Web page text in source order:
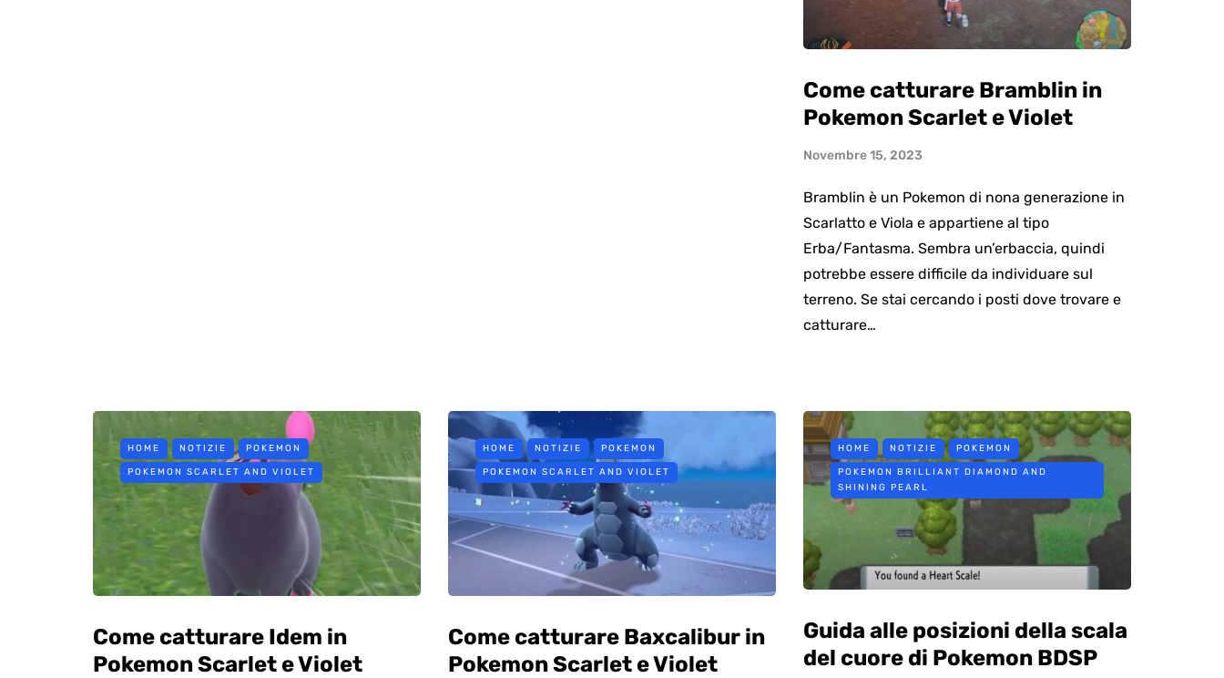
Come catturare Bramblin in
Pokemon Scarlet e Violet
Novembre 15, 2023
Bramblin è un Pokemon di nona generazione in
Scarlatto e Viola e appartiene al tipo
Erba/Fantasma. Sembra un’erbaccia, quindi
potrebbe essere difficile da individuare sul
terreno. Se stai cercando i posti dove trovare e
catturare…
HOME NOTIZIE POKEMON
POKEMON SCARLET AND VIOLET
Come catturare Idem in
Pokemon Scarlet e Violet
HOME NOTIZIE POKEMON
POKEMON SCARLET AND VIOLET
Come catturare Baxcalibur in
Pokemon Scarlet e Violet
HOME NOTIZIE POKEMON
POKEMON BRILLIANT DIAMOND AND
SHINING PEARL
Guida alle posizioni della scala
del cuore di Pokemon BDSP